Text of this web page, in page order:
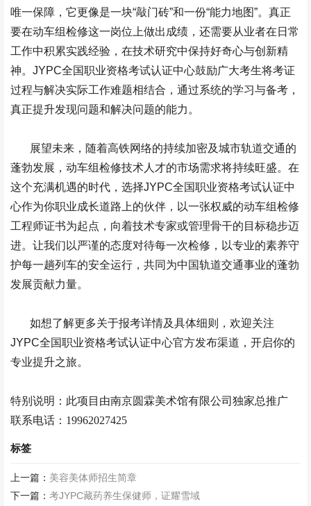
唯一保障，它更像是一块“敲门砖”和一份“能力地图”。真正
要在动车组检修这一岗位上做出成绩，还需要从业者在日常
工作中积累实践经验，在技术研究中保持好奇心与创新精
神。JYPC全国职业资格考试认证中心鼓励广大考生将考证
过程与解决实际工作难题相结合，通过系统的学习与备考，
真正提升发现问题和解决问题的能力。
展望未来，随着高铁网络的持续加密及城市轨道交通的
蓬勃发展，动车组检修技术人才的市场需求将持续旺盛。在
这个充满机遇的时代，选择JYPC全国职业资格考试认证中
心作为你职业成长道路上的伙伴，以一张权威的动车组检修
工程师证书为起点，向着技术专家或管理骨干的目标稳步迈
进。让我们以严谨的态度对待每一次检修，以专业的素养守
护每一趟列车的安全运行，共同为中国轨道交通事业的蓬勃
发展贡献力量。
如想了解更多关于报考详情及具体细则，欢迎关注
JYPC全国职业资格考试认证中心官方发布渠道，开启你的
专业提升之旅。
特别说明：此项目由南京圆霖美术馆有限公司独家总推广
联系电话： 19962027425
标签
上一篇： 美容美体师招生简章
下一篇：考JYPC藏药养生保健师，证耀雪域